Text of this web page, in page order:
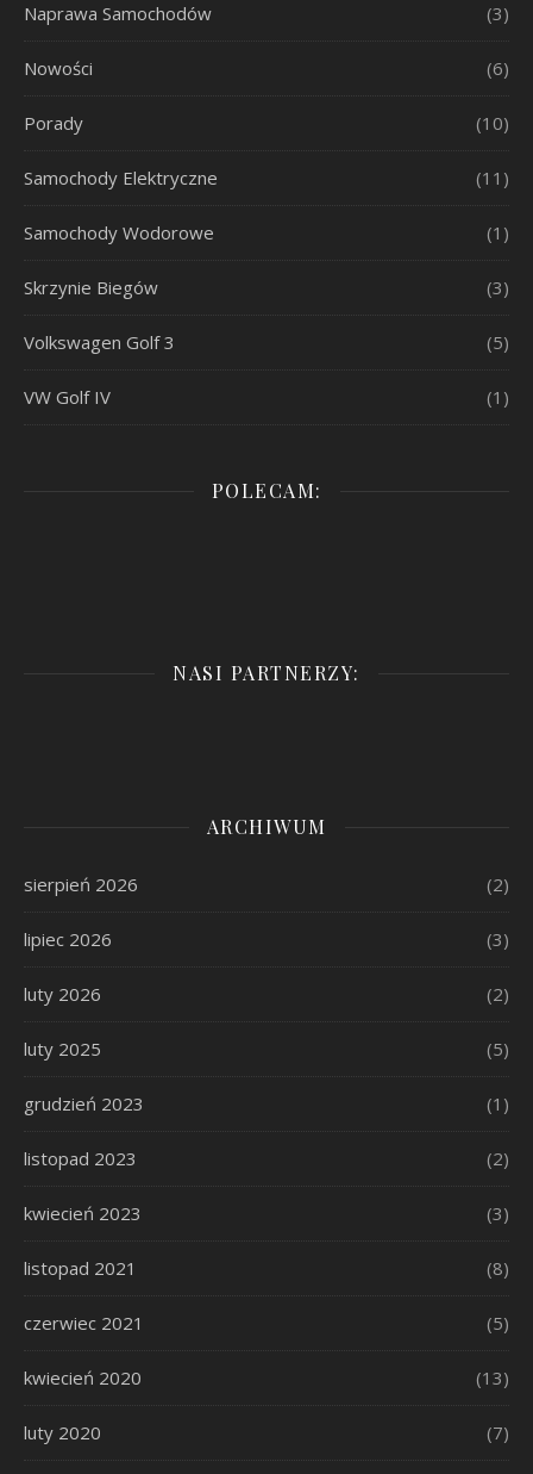
Naprawa Samochodów (3)
Nowości (6)
Porady (10)
Samochody Elektryczne (11)
Samochody Wodorowe (1)
Skrzynie Biegów (3)
Volkswagen Golf 3 (5)
VW Golf IV (1)
POLECAM:
NASI PARTNERZY:
ARCHIWUM
sierpień 2026 (2)
lipiec 2026 (3)
luty 2026 (2)
luty 2025 (5)
grudzień 2023 (1)
listopad 2023 (2)
kwiecień 2023 (3)
listopad 2021 (8)
czerwiec 2021 (5)
kwiecień 2020 (13)
luty 2020 (7)